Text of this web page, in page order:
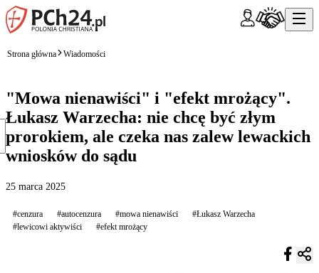
Strona główna Wiadomości
"Mowa nienawiści" i "efekt mrożący".
Łukasz Warzecha: nie chcę być złym
prorokiem, ale czeka nas zalew lewackich
wniosków do sądu
25 marca 2025
#cenzura #autocenzura #mowa nienawiści
#Łukasz Warzecha
#lewicowi aktywiści
#efekt mrożący